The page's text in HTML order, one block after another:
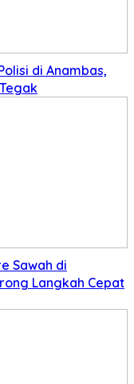
di Anambas,
Sawah di
Langkah Cepat